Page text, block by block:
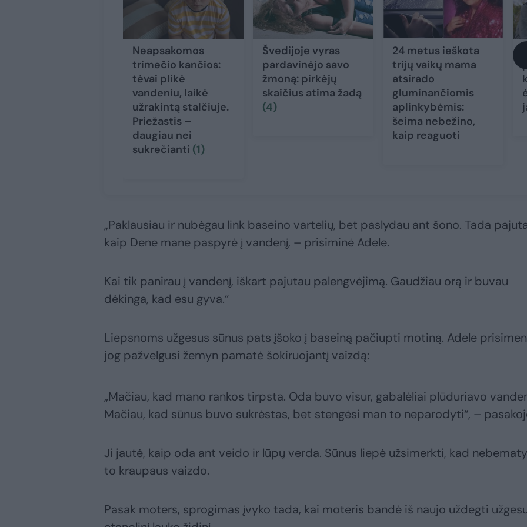
Neapsakomos
trimečio kančios:
tėvai plikė
vandeniu, laikė
užrakintą stalčiuje.
Priežastis –
daugiau nei
sukrečianti (1)
Švedijoje vyras
pardavinėjo savo
žmoną: pirkėjų
skaičius atima žadą
(4)
24 metus ieškota
trijų vaikų mama
atsirado
gluminančiomis
aplinkybėmis:
šeima nebežino,
kaip reaguoti
„Paklausiau ir nubėgau link baseino vartelių, bet paslydau ant šono. Tada
kaip Dene mane paspyrė į vandenį, – prisiminė Adele.
Kai tik panirau į vandenį, iškart pajutau palengvėjimą. Gaudžiau orą ir buvau
dėkinga, kad esu gyva.“
Liepsnoms užgesus sūnus pats įšoko į baseiną pačiupti motiną. Adele
jog pažvelgusi žemyn pamatė šokiruojantį vaizdą:
„Mačiau, kad mano rankos tirpsta. Oda buvo visur, gabalėliai plūduriavo
Mačiau, kad sūnus buvo sukrėstas, bet stengėsi man to neparodyti“, –
Ji jautė, kaip oda ant veido ir lūpų verda. Sūnus liepė užsimerkti, kad
to kraupaus vaizdo.
Pasak moters, sprogimas įvyko tada, kai moteris bandė iš naujo uždegti